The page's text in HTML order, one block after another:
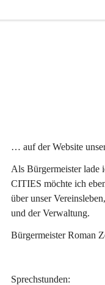
… auf der Website
Als Bürgermeister lade
CITIES möchte ich
über unser
und der Verwaltung.
Bürgermeister Roman
Sprechstunden: